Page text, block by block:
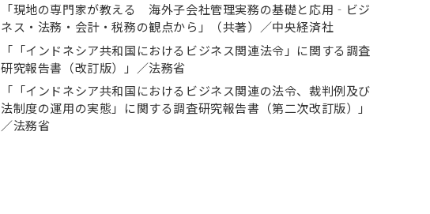
「現地の専門家が教える 海外子会社管理実務の基礎と応用‐ビジ
ネス・法務・会計・税務の観点から」（共著）／中央経済社
「「インドネシア共和国におけるビジネス関連法令」に関する調査
研究報告書（改訂版）」／法務省
「「インドネシア共和国におけるビジネス関連の法令、裁判例及び
法制度の運用の実態」に関する調査研究報告書（第二次改訂版）」
／法務省